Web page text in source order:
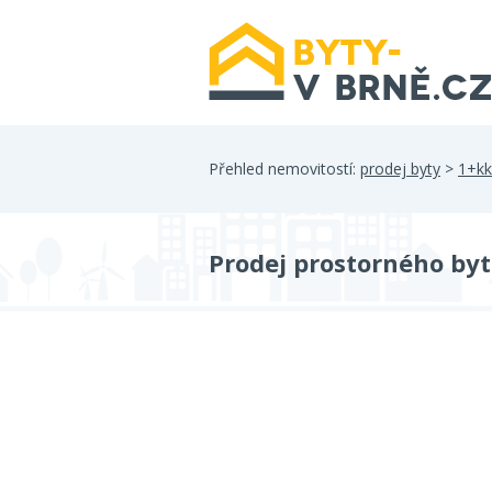
Přehled nemovitostí: prodej byty > 1+kk
Prodej prostorného